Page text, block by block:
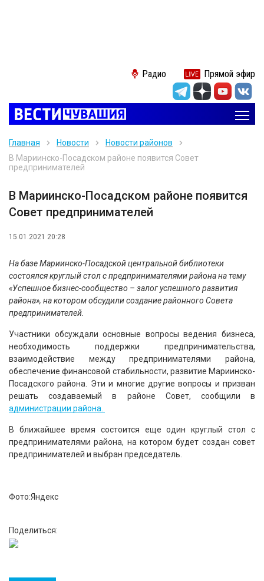
Радио Прямой эфир
Главная Новости
Новости районов
В Мариинско-Посадском районе появится Совет
предпринимателей
В Мариинско-Посадском районе появится
Совет предпринимателей
15.01.2021 20:28
На базе Мариинско-Посадской центральной библиотеки
состоялся круглый стол с предпринимателями района на тему
«Успешное бизнес-сообщество – залог успешного развития
района», на котором обсудили создание районного Совета
предпринимателей.
Участники обсуждали основные вопросы ведения бизнеса,
необходимость поддержки предпринимательства,
взаимодействие между предпринимателями района,
обеспечение финансовой стабильности, развитие Мариинско-
Посадского района. Эти и многие другие вопросы и призван
решать создаваемый в районе Совет, сообщили в
администрации района.
В ближайшее время состоится еще один круглый стол с
предпринимателями района, на котором будет создан совет
предпринимателей и выбран председатель.
Фото:Яндекс
Поделиться: